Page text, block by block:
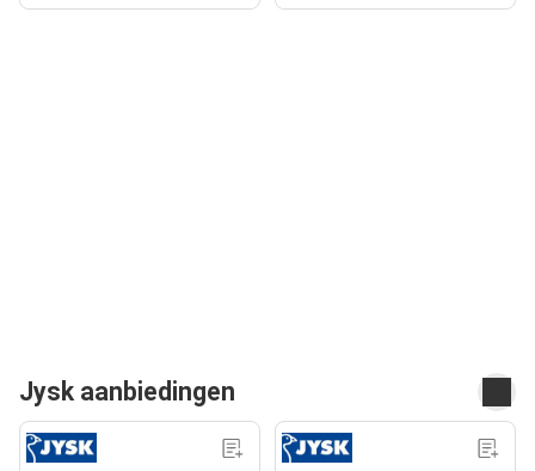
Jysk aanbiedingen